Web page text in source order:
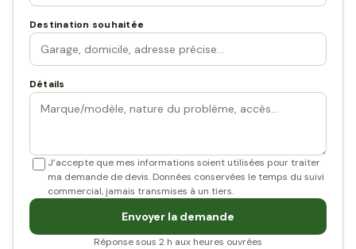
Destination souhaitée
Détails
J’accepte que mes informations soient utilisées pour traiter
ma demande de devis. Données conservées le temps du suivi
commercial, jamais transmises à un tiers.
Envoyer la demande
Réponse sous 2 h aux heures ouvrées